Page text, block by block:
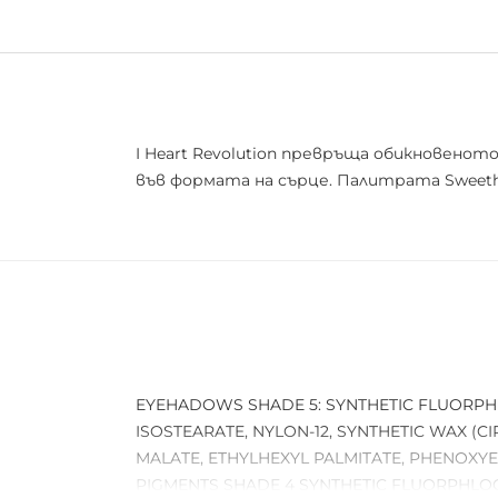
I Heart Revolution превръща
във формата на сърце. Палитрата
EYEHADOWS SHADE 5: SYNTHETIC
ISOSTEARATE, NYLON-12, SYNTHETIC WAX
MALATE, ETHYLHEXYL PALMITATE,
PIGMENTS SHADE 4 SYNTHETIC